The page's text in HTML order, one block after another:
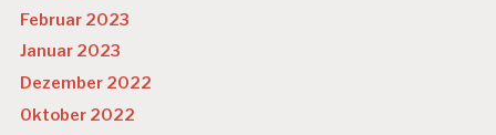
T
R
E
S
Februar 2023
Januar 2023
Dezember 2022
Oktober 2022